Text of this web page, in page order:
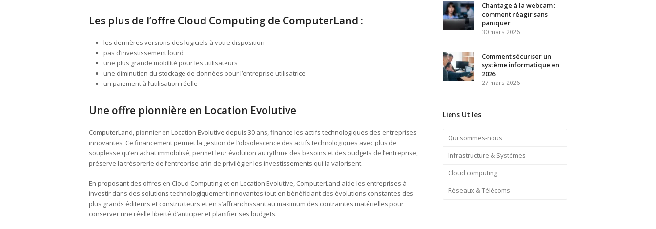
Les plus de l’offre Cloud Computing de ComputerLand :
les dernières versions des logiciels à votre disposition
pas d’investissement lourd
une plus grande mobilité pour les utilisateurs
une diminution du stockage de données pour l’entreprise utilisatrice
un paiement à l’utilisation réelle
Une offre pionnière en Location Evolutive
ComputerLand, pionnier en Location Evolutive depuis 30 ans, finance les actifs technologiques des entreprises
innovantes. Ce financement permet la gestion de l’obsolescence des actifs technologiques avec plus de
souplesse qu’en achat immobilisé, permet leur évolution au rythme des besoins et des budgets de l’entreprise,
préserve la trésorerie de l’entreprise afin de privilégier les investissements qui la valorisent.
En proposant des offres en Cloud Computing et en Location Evolutive, ComputerLand aide les entreprises à
investir dans des solutions technologiquement innovantes tout en bénéficiant des évolutions constantes des
plus grands éditeurs et constructeurs et en s’affranchissant au maximum des contraintes matérielles pour
conserver une réelle liberté d’anticiper et planifier ses budgets.
Chantage à la webcam :
comment réagir sans
paniquer
30 mars 2026
Comment sécuriser un
système informatique en
2026
27 mars 2026
Liens Utiles
Qui sommes-nous
Infrastructure & Systèmes
Cloud computing
Réseaux & Télécoms